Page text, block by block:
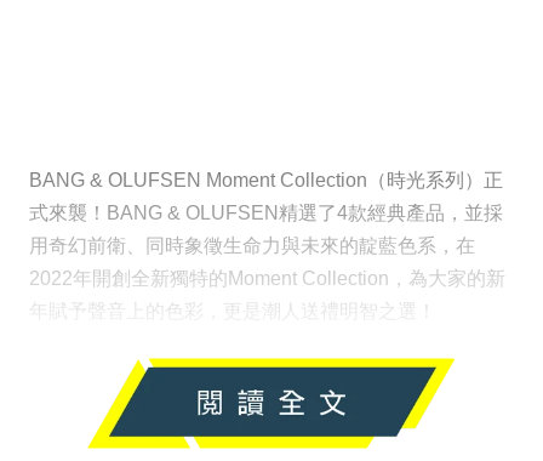
BANG & OLUFSEN Moment Collection（時光系列）正
式來襲！BANG & OLUFSEN精選了4款經典產品，並採
用奇幻前衛、同時象徵生命力與未來的靛藍色系，在
2022年開創全新獨特的Moment Collection，為大家的新
年賦予聲音上的色彩，更是潮人送禮明智之選！